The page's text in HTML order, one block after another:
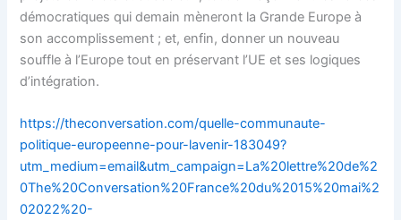
démocratiques qui demain mèneront la Grande Europe à
son accomplissement ; et, enfin, donner un nouveau
souffle à l’Europe tout en préservant l’UE et ses logiques
d’intégration.
https://theconversation.com/quelle-communaute-
politique-europeenne-pour-lavenir-183049?
utm_medium=email&utm_campaign=La%20lettre%20de%2
0The%20Conversation%20France%20du%2015%20mai%2
02022%20-